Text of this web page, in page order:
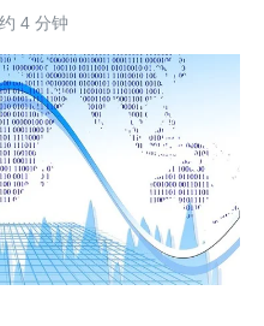
4 分钟